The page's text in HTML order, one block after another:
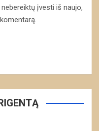
įvesti iš naujo,